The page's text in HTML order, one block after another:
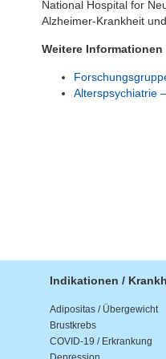
National Hospital for
Alzheimer-Krankheit
Weitere Informationen
Alterspsychiatrie
Indikationen /
Adipositas / Übergewicht
Brustkrebs
COVID-19 / Erkrankung